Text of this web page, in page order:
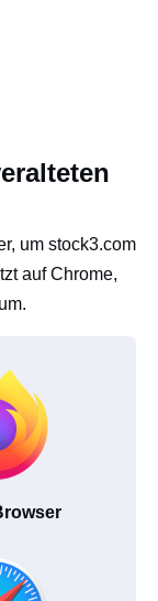
um stock3.com
auf Chrome,